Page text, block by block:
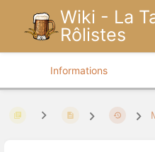
Wiki - La
Rôlistes
Informations